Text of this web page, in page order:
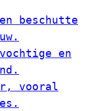
beschutte
en
vooral